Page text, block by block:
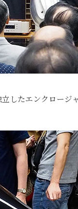
したエンクロージ